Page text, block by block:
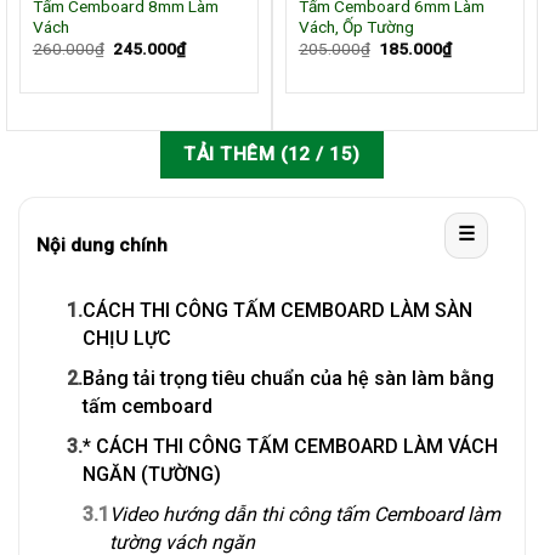
Tấm Cemboard 8mm Làm
Vách
260.000₫ Giá
260.000₫.
245.000₫Giá
hiện
là:
Tấm Cemboard 6mm Làm
Vách, Ốp Tường
205.000₫ Giá
205.000₫.
185.000₫Giá
hiện
là:
TẢI THÊM (12 / 15)
Nội dung chính ☰
1.CÁCH THI CÔNG TẤM CEMBOARD LÀM SÀN
CHỊU LỰC
2.Bảng tải trọng tiêu chuẩn của hệ sàn làm bằng
tấm cemboard
3.* CÁCH THI CÔNG TẤM CEMBOARD LÀM VÁCH
NGĂN (TƯỜNG)
3.1 Video hướng dẫn thi công tấm Cemboard làm
tường vách ngăn